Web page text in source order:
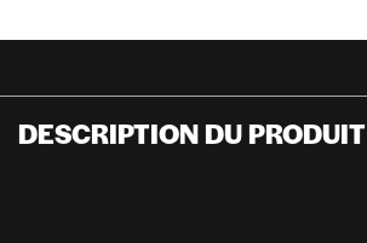
DESCRIPTION DU PRODUIT